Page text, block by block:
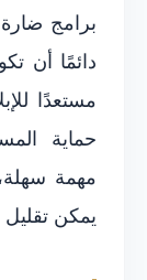
برامج
دائمًا أن
مستعدًا
حماية
مهمة
يمكن